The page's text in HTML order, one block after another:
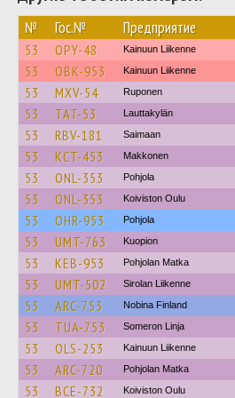
№ Гос.№ Предприятие
53 OPY-48 Kainuun Liikenne
53 OBK-953 Kainuun Liikenne
53 MXV-54 Ruponen
53 TAT-53 Lauttakylän
53 RBV-181 Saimaan
53 KCT-453 Makkonen
53 ONL-353 Pohjola
53 ONL-353 Koiviston Oulu
53 OHR-953 Pohjola
53 UMT-763 Kuopion
53 KEB-953 Pohjolan Matka
53 UMT-502 Sirolan Liikenne
53 ARC-753 Nobina Finland
53 TUA-753 Someron Linja
53 OLS-253 Kainuun Liikenne
53 ARC-720 Pohjolan Matka
53 BCE-732 Koiviston Oulu